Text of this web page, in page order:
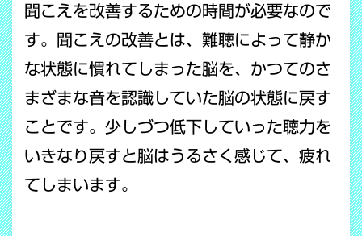
聞こえを改善するための時間が必要なので
す。聞こえの改善とは、難聴によって静か
な状態に慣れてしまった脳を、かつてのさ
まざまな音を認識していた脳の状態に戻す
ことです。少しづつ低下していった聴力を
いきなり戻すと脳はうるさく感じて、疲れ
てしまいます。